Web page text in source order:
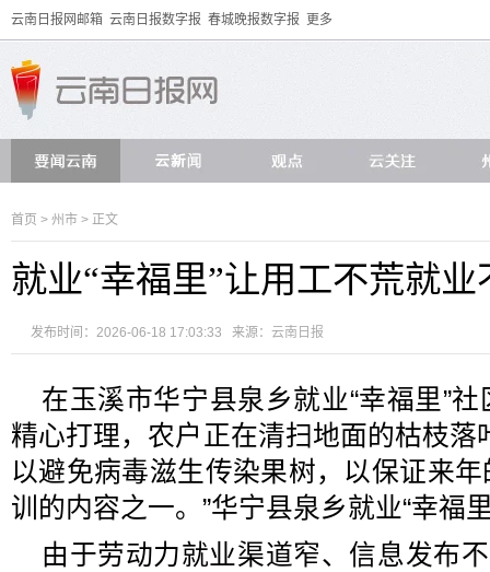
云南日报网邮箱 云南日报数字报 春城晚报数字报 更多
首页 > 州市 > 正文
就业“幸福里”让用工不荒就业
发布时间：2026-06-18 17:03:33 来源： 云南日报
在玉溪市华宁县泉乡就业“幸福里”
精心打理，农户正在清扫地面的枯枝落
以避免病毒滋生传染果树，以保证来
训的内容之一。”华宁县泉乡就业“幸福
由于劳动力就业渠道窄、信息发布